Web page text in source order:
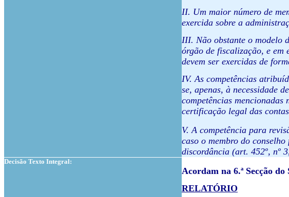
II. Um maior número de
exercida sobre a
III. Não obstante o modelo
órgão de fiscalização, e em
devem ser exercidas de
IV. As competências
se, apenas, à necessidade
competências mencionadas
certificação legal das
V. A competência para
caso o membro do
discordância (art. 452º, nº
Decisão Texto Integral:
Acordam na 6.ª Secção
RELATÓRIO